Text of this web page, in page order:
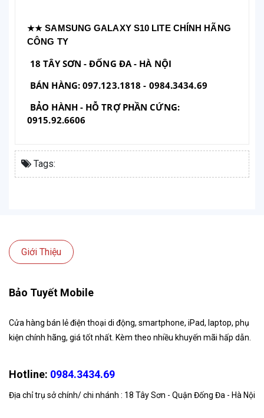
★★SAMSUNG GALAXY S10 LITE CHÍNH HÃNG
CÔNG TY
18 TÂY SƠN - ĐỐNG ĐA - HÀ NỘI
BÁN HÀNG: 097.123.1818 - 0984.3434.69
BẢO HÀNH - HỖ TRỢ PHẦN CỨNG:
0915.92.6606
Tags:
Giới Thiệu
Bảo Tuyết Mobile
Cửa hàng bán lẻ điện thoại di động, smartphone, iPad, laptop, phụ
kiện chính hãng, giá tốt nhất. Kèm theo nhiều khuyến mãi hấp dẫn.
Hotline: 0984.3434.69
Địa chỉ trụ sở chính/ chi nhánh : 18 Tây Sơn - Quận Đống Đa - Hà Nội